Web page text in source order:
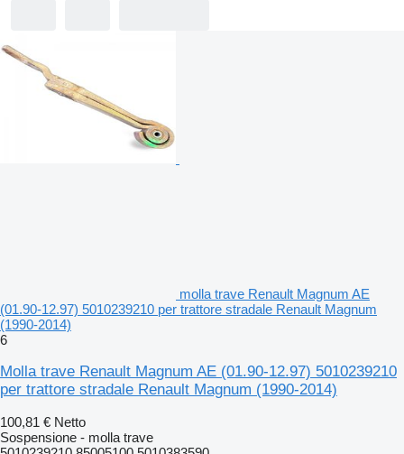
molla trave Renault Magnum AE
(01.90-12.97) 5010239210 per trattore stradale Renault Magnum
(1990-2014)
6
Molla trave Renault Magnum AE (01.90-12.97) 5010239210
per trattore stradale Renault Magnum (1990-2014)
100,81 € Netto
Sospensione - molla trave